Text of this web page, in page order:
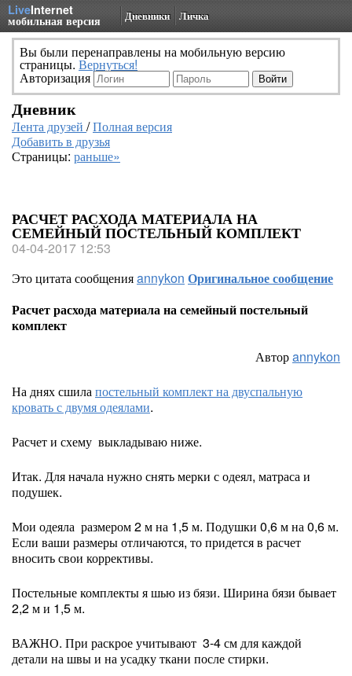
LiveInternet
мобильная версия Дневники Личка
Вы были перенаправлены на мобильную версию
страницы. Вернуться!
Авторизация
Дневник
Лента друзей /Полная версия
Добавить в друзья
Страницы: раньше»
РАСЧЕТ РАСХОДА МАТЕРИАЛА НА
СЕМЕЙНЫЙ ПОСТЕЛЬНЫЙ КОМПЛЕКТ
04-04-2017 12:53
Это цитата сообщенияannykon Оригинальное сообщение
Расчет расхода материала на семейный постельный
комплект
Авторannykon
На днях сшилапостельный комплект на двуспальную
кровать с двумя одеялами.
Расчет и схему выкладываю ниже.
Итак. Для начала нужно снять мерки с одеял, матраса и
подушек.
Мои одеяла размером 2 м на 1,5 м. Подушки 0,6 м на 0,6 м.
Если ваши размеры отличаются, то придется в расчет
вносить свои коррективы.
Постельные комплекты я шью из бязи. Ширина бязи бывает
2,2 м и 1,5 м.
ВАЖНО. При раскрое учитывают 3-4 см для каждой
детали на швы и на усадку ткани после стирки.